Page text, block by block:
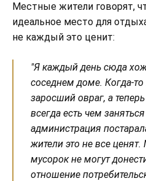
Местные жители говорят,
идеальное место для
не каждый это ценит:
"Я каждый день сюда
соседнем доме. Когда-
заросший овраг, а
всегда есть чем
администрация
жители это не все
мусорок не могут
отношение